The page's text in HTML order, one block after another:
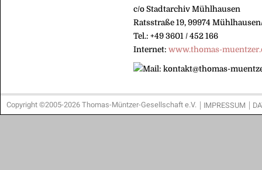
c/o Stadtarchiv Mühlhausen
Ratsstraße 19, 99974
Tel.: +49 3601 / 452 166
Internet: www.thomas-
Copyright ©2005-2026 Thomas-Müntzer-Gesellschaft e.V. IMPRESSUM